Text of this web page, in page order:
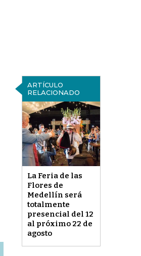
ARTÍCULO
RELACIONADO
La Feria de las
Flores de
Medellín será
totalmente
presencial del 12
al próximo 22 de
agosto